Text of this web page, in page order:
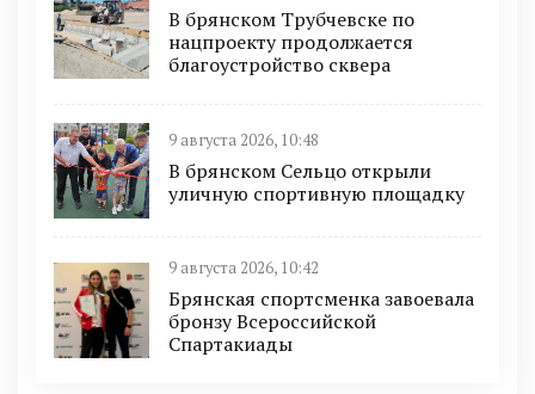
В брянском Трубчевске по
нацпроекту продолжается
благоустройство сквера
9 августа 2026, 10:48
В брянском Сельцо открыли
уличную спортивную площадку
9 августа 2026, 10:42
Брянская спортсменка завоевала
бронзу Всероссийской
Спартакиады